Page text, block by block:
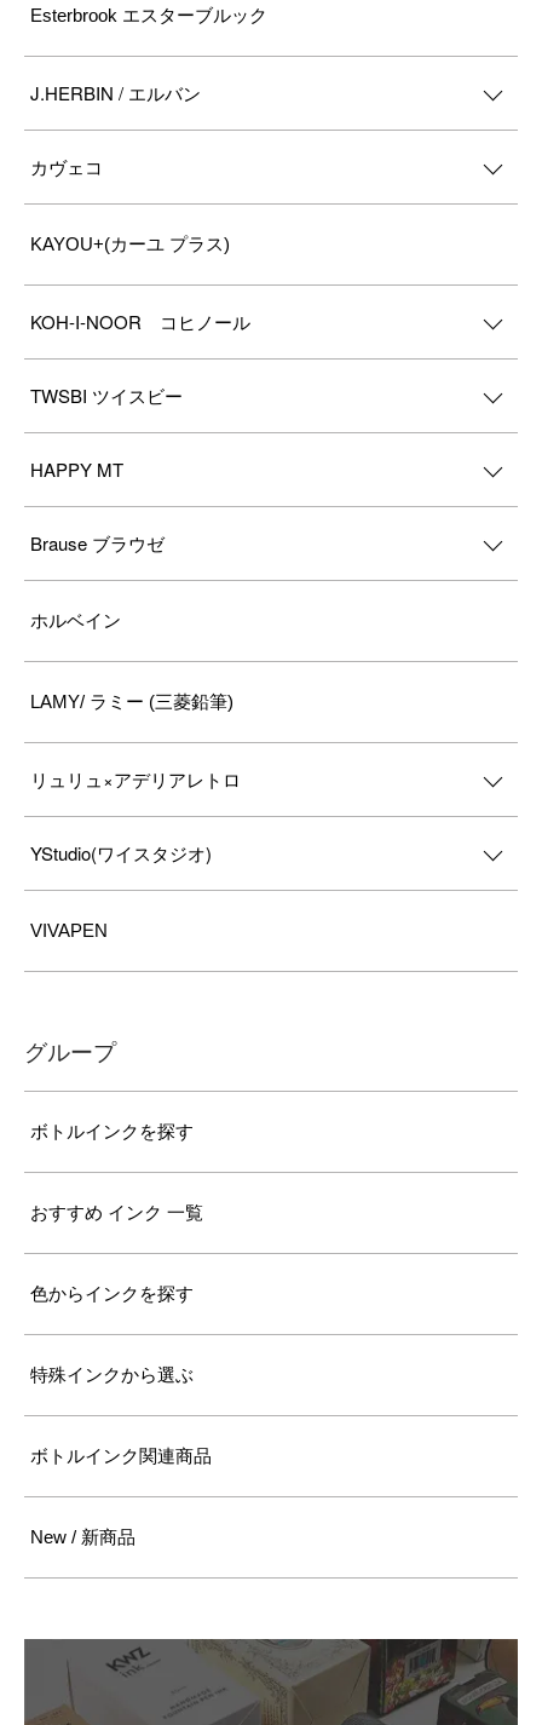
Esterbrook エスターブルック
J.HERBIN / エルバン
カヴェコ
KAYOU+(カーユ プラス)
KOH-I-NOOR コヒノール
TWSBI ツイスビー
HAPPY MT
Brause ブラウゼ
ホルベイン
LAMY/ ラミー (三菱鉛筆)
リュリュ×アデリアレトロ
YStudio(ワイスタジオ)
VIVAPEN
グループ
ボトルインクを探す
おすすめ インク 一覧
色からインクを探す
特殊インクから選ぶ
ボトルインク関連商品
New / 新商品